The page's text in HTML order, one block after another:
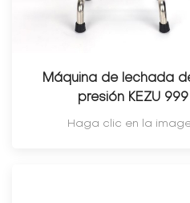
Máquina de lechada
presión KEZU 999
Haga clic en la